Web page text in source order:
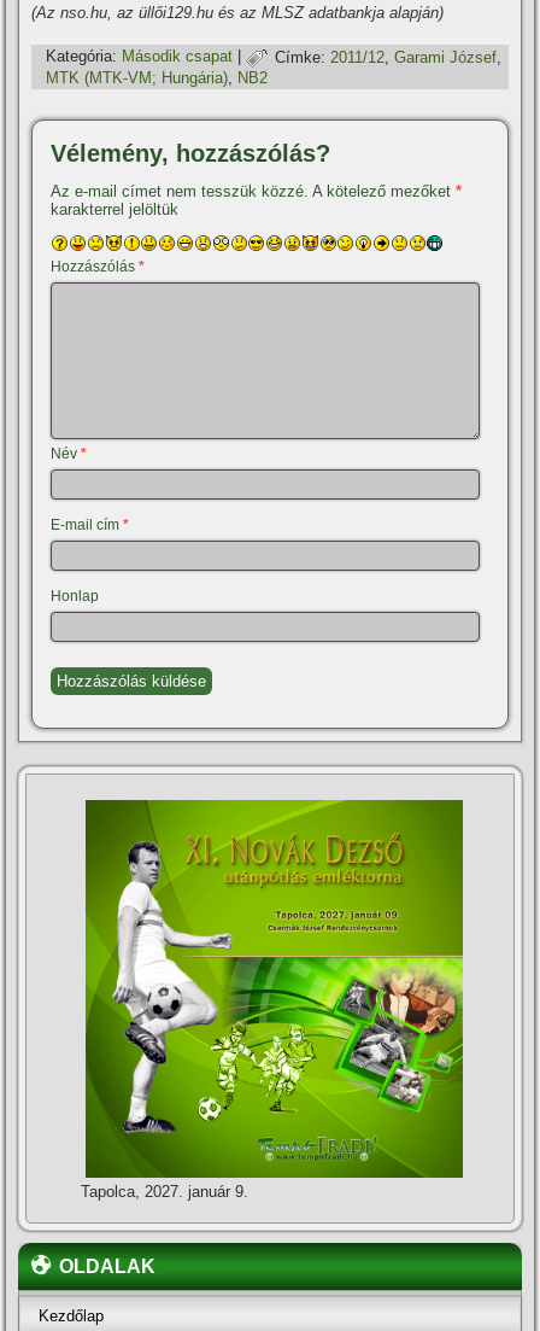
(Az nso.hu, az üllői129.hu és az MLSZ adatbankja alapján)
Kategória: Második csapat | Címke: 2011/12 ,Garami József
MTK (MTK-VM; Hungária), NB2
Vélemény, hozzászólás?
Az e-mail címet nem tesszük közzé. A kötelező mezőket*
karakterrel jelöltük
Hozzászólás*
Név*
E-mail cím*
Honlap
Tapolca, 2027. január 9.
OLDALAK
Kezdőlap